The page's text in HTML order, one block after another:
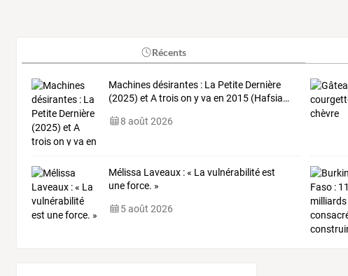
Récents
Machinesdésirantes:La PetiteDernière
(2025) et Atroison yva en 2015(Hafsia…
8 août 2026
Mélissa Laveaux : « La vulnérabilité est
une force. »
5 août 2026